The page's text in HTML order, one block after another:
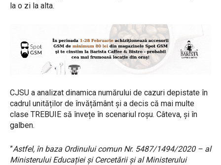
la o zi la alta.
CJSU a analizat dinamica numărului de cazuri depistate în
cadrul unităților de învățământ și a decis că mai multe
clase TREBUIE să învețe în scenariul roșu. Câteva, și în
galben.
”Astfel, în baza Ordinului comun Nr. 5487/1494/2020 – al
Ministerului Educației și Cercetării și al Ministerului